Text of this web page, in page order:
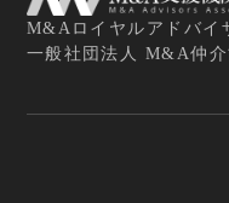
M&Aロイヤルアドバイ
一般社団法人 M&A仲介